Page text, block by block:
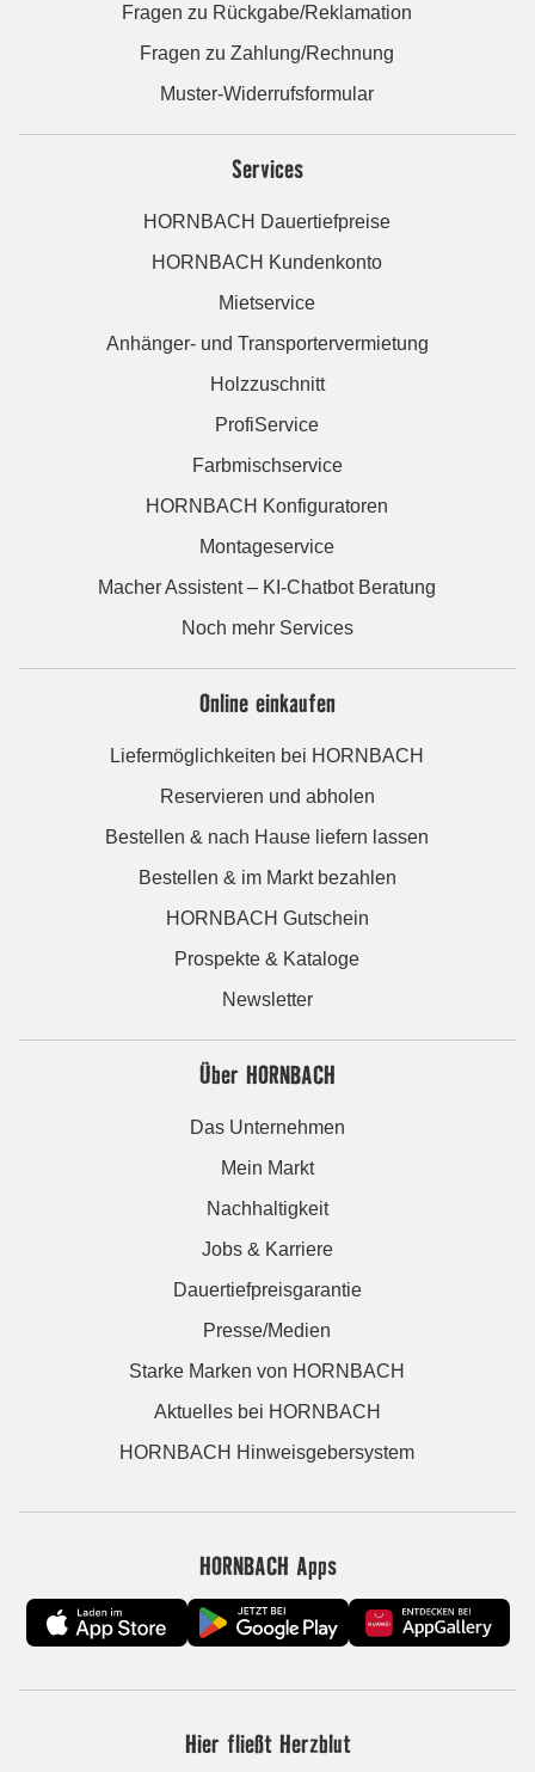
Fragen zu Rückgabe/Reklamation
Fragen zu Zahlung/Rechnung
Muster-Widerrufsformular
Services
HORNBACH Dauertiefpreise
HORNBACH Kundenkonto
Mietservice
Anhänger- und Transportervermietung
Holzzuschnitt
ProfiService
Farbmischservice
HORNBACH Konfiguratoren
Montageservice
Macher Assistent – KI-Chatbot Beratung
Noch mehr Services
Online einkaufen
Liefermöglichkeiten bei HORNBACH
Reservieren und abholen
Bestellen & nach Hause liefern lassen
Bestellen & im Markt bezahlen
HORNBACH Gutschein
Prospekte & Kataloge
Newsletter
Über HORNBACH
Das Unternehmen
Mein Markt
Nachhaltigkeit
Jobs & Karriere
Dauertiefpreisgarantie
Presse/Medien
Starke Marken von HORNBACH
Aktuelles bei HORNBACH
HORNBACH Hinweisgebersystem
HORNBACH Apps
Hier fließt Herzblut